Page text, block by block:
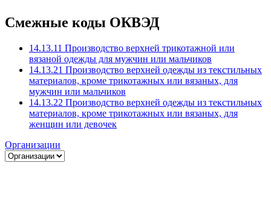
Смежные коды ОКВЭД
14.13.11 Производство верхней трикотажной или
вязаной одежды для мужчин или мальчиков
14.13.21 Производство верхней одежды из текстильных
материалов, кроме трикотажных или вязаных, для
мужчин или мальчиков
14.13.22 Производство верхней одежды из текстильных
материалов, кроме трикотажных или вязаных, для
женщин или девочек
Организации